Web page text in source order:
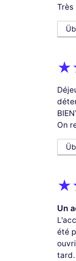
Très
On
Un
été
tard.